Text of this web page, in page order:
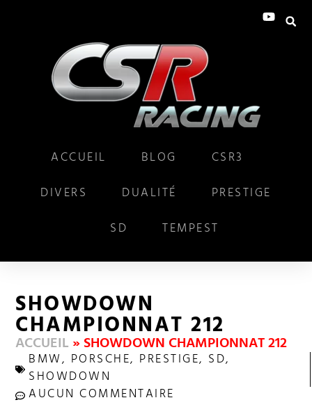
ACCUEIL BLOG
CSR3
DIVERS
DUALITÉ
PRESTIGE
SD
TEMPEST
SHOWDOWN
CHAMPIONNAT 212
ACCUEIL»SHOWDOWN CHAMPIONNAT 212
BMW, PORSCHE, PRESTIGE, SD,
SHOWDOWN
AUCUN COMMENTAIRE